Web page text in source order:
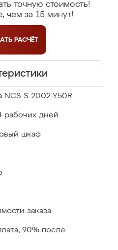
точную стоимость!
чем за 15 минут!
РАСЧЁТ
NCS S 2002-Y50R
рабочих дней
шкаф
заказа
90% после